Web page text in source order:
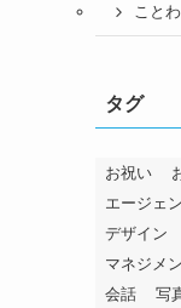
こと
タグ
お祝い
エージェ
デザイン
マネジメ
会話
写